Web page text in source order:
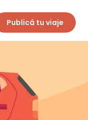
Publicá tu viaje